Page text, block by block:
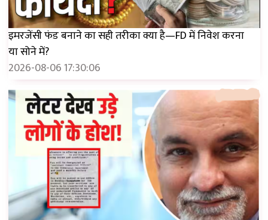
इमरजेंसी फंड बनाने का सही तरीका क्या है—FD में निवेश करना
या सोने में?
2026-08-06 17:30:06